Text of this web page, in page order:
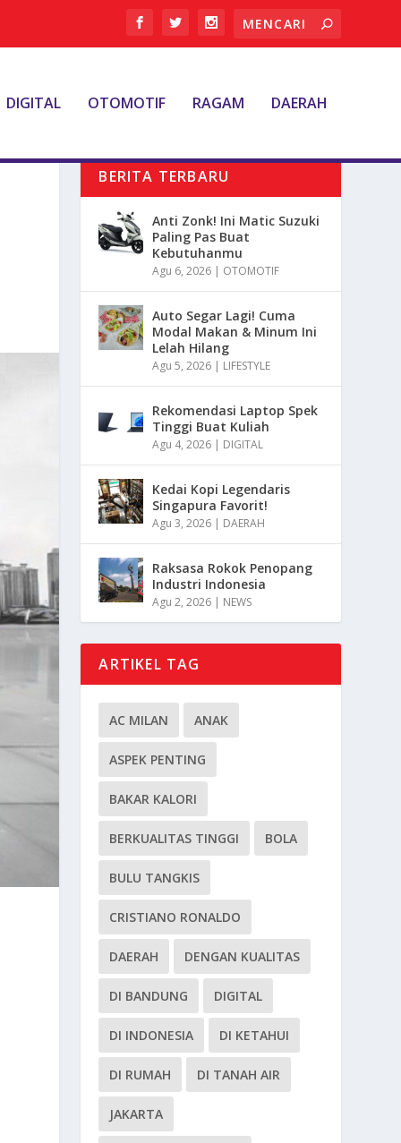
DIGITAL OTOMOTIF RAGAM DAERAH
BERITA TERBARU
Anti Zonk! Ini Matic Suzuki
Paling Pas Buat
Kebutuhanmu
Agu 6, 2026 | OTOMOTIF
Auto Segar Lagi! Cuma
Modal Makan & Minum Ini
Lelah Hilang
Agu 5, 2026 | LIFESTYLE
Rekomendasi Laptop Spek
Tinggi Buat Kuliah
Agu 4, 2026 | DIGITAL
Kedai Kopi Legendaris
Singapura Favorit!
Agu 3, 2026 | DAERAH
Raksasa Rokok Penopang
Industri Indonesia
Agu 2, 2026 | NEWS
ARTIKEL TAG
AC MILAN ANAK
ASPEK PENTING
BAKAR KALORI
BERKUALITAS TINGGI BOLA
BULU TANGKIS
CRISTIANO RONALDO
DAERAH DENGAN KUALITAS
DI BANDUNG DIGITAL
DI INDONESIA DI KETAHUI
DI RUMAH DI TANAH AIR
JAKARTA